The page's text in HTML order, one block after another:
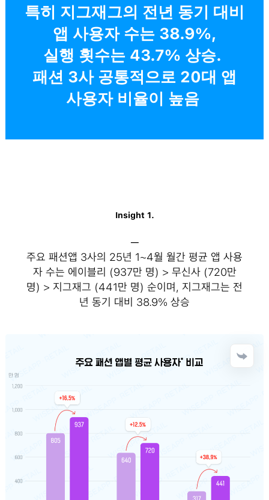
특히 지그재그의 전년 동기 대비
앱 사용자 수는 38.9%,
실행 횟수는 43.7% 상승.
패션 3사 공통적으로 20대 앱
사용자 비율이 높음
Insight 1.
─
주요 패션앱 3사의 25년 1~4월 월간 평균 앱 사용
자 수는 에이블리 (937만 명) > 무신사 (720만
명) > 지그재그 (441만 명) 순이며, 지그재그는 전
년 동기 대비 38.9% 상승